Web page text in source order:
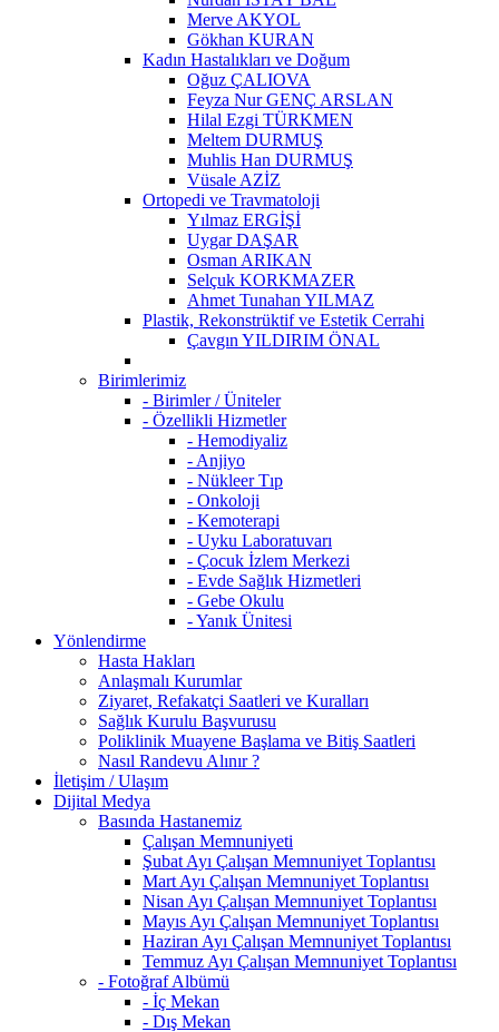
Merve AKYOL
Gökhan KURAN
Kadın Hastalıkları ve Doğum
Oğuz ÇALIOVA
Feyza Nur GENÇ ARSLAN
Hilal Ezgi TÜRKMEN
Meltem DURMUŞ
Muhlis Han DURMUŞ
Vüsale AZİZ
Ortopedi ve Travmatoloji
Yılmaz ERGİŞİ
Uygar DAŞAR
Osman ARIKAN
Selçuk KORKMAZER
Ahmet Tunahan YILMAZ
Plastik, Rekonstrüktif ve Estetik Cerrahi
Çavgın YILDIRIM ÖNAL
Birimlerimiz
- Birimler / Üniteler
- Özellikli Hizmetler
- Hemodiyaliz
- Anjiyo
- Nükleer Tıp
- Onkoloji
- Kemoterapi
- Uyku Laboratuvarı
- Çocuk İzlem Merkezi
- Evde Sağlık Hizmetleri
- Gebe Okulu
- Yanık Ünitesi
Yönlendirme
Hasta Hakları
Anlaşmalı Kurumlar
Ziyaret, Refakatçi Saatleri ve Kuralları
Sağlık Kurulu Başvurusu
Poliklinik Muayene Başlama ve Bitiş Saatleri
Nasıl Randevu Alınır ?
İletişim / Ulaşım
Dijital Medya
Basında Hastanemiz
Çalışan Memnuniyeti
Şubat Ayı Çalışan Memnuniyet Toplantısı
Mart Ayı Çalışan Memnuniyet Toplantısı
Nisan Ayı Çalışan Memnuniyet Toplantısı
Mayıs Ayı Çalışan Memnuniyet Toplantısı
Haziran Ayı Çalışan Memnuniyet Toplantısı
Temmuz Ayı Çalışan Memnuniyet Toplantısı
- Fotoğraf Albümü
- İç Mekan
- Dış Mekan